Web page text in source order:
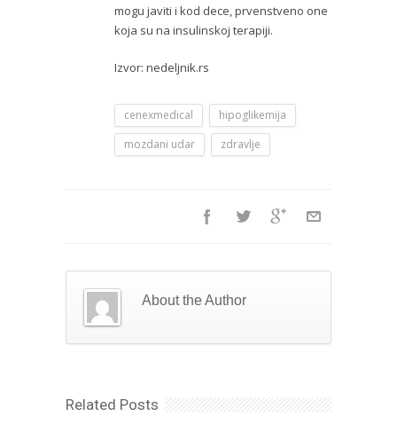
mogu javiti i kod dece, prvenstveno one
koja su na insulinskoj terapiji.
Izvor: nedeljnik.rs
cenexmedical
hipoglikemija
mozdani udar
zdravlje
About the Author
Related Posts